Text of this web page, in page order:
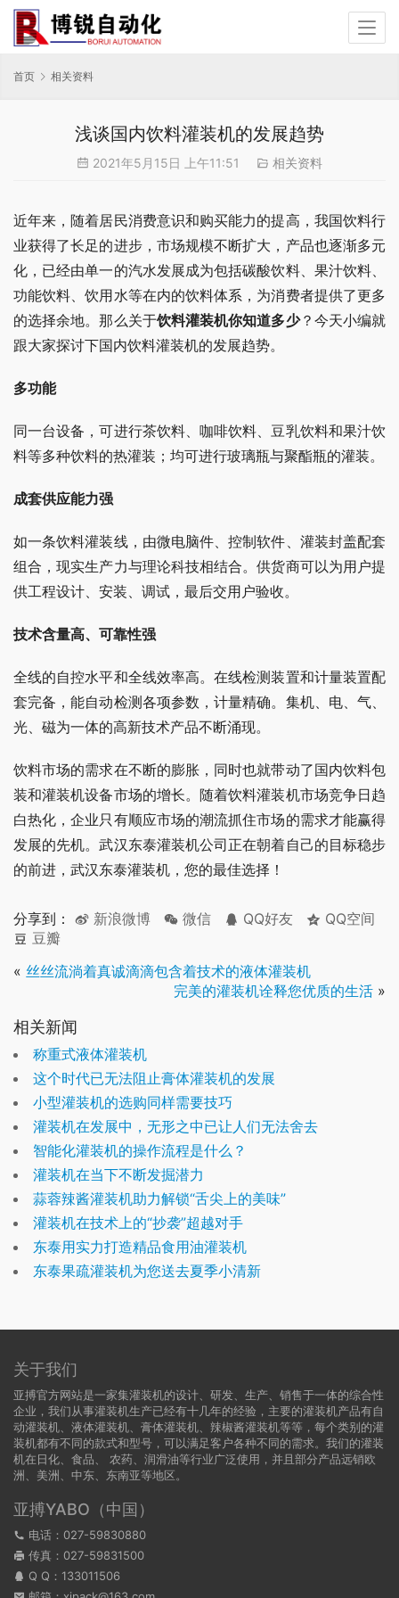
首页 相关资料
浅谈国内饮料灌装机的发展趋势
2021年5月15日 上午11:51 相关资料
近年来，随着居民消费意识和购买能力的提高，我国饮料行
业获得了长足的进步，市场规模不断扩大，产品也逐渐多元
化，已经由单一的汽水发展成为包括碳酸饮料、果汁饮料、
功能饮料、饮用水等在内的饮料体系，为消费者提供了更多
的选择余地。那么关于饮料灌装机你知道多少？今天小编就
跟大家探讨下国内饮料灌装机的发展趋势。
多功能
同一台设备，可进行茶饮料、咖啡饮料、豆乳饮料和果汁饮
料等多种饮料的热灌装；均可进行玻璃瓶与聚酯瓶的灌装。
成套供应能力强
如一条饮料灌装线，由微电脑件、控制软件、灌装封盖配套
组合，现实生产力与理论科技相结合。供货商可以为用户提
供工程设计、安装、调试，最后交用户验收。
技术含量高、可靠性强
全线的自控水平和全线效率高。在线检测装置和计量装置配
套完备，能自动检测各项参数，计量精确。集机、电、气、
光、磁为一体的高新技术产品不断涌现。
饮料市场的需求在不断的膨胀，同时也就带动了国内饮料包
装和灌装机设备市场的增长。随着饮料灌装机市场竞争日趋
白热化，企业只有顺应市场的潮流抓住市场的需求才能赢得
发展的先机。武汉东泰灌装机公司正在朝着自己的目标稳步
的前进，武汉东泰灌装机，您的最佳选择！
分享到： 新浪微博 微信 QQ好友
QQ空间
豆瓣
« 丝丝流淌着真诚滴滴包含着技术的液体灌装机
完美的灌装机诠释您优质的生活 »
相关新闻
称重式液体灌装机
这个时代已无法阻止膏体灌装机的发展
小型灌装机的选购同样需要技巧
灌装机在发展中，无形之中已让人们无法舍去
智能化灌装机的操作流程是什么？
灌装机在当下不断发掘潜力
蒜蓉辣酱灌装机助力解锁“舌尖上的美味”
灌装机在技术上的“抄袭”超越对手
东泰用实力打造精品食用油灌装机
东泰果疏灌装机为您送去夏季小清新
关于我们
亚搏官方网站是一家集灌装机的设计、研发、生产、销售于一体的综合性
企业，我们从事灌装机生产已经有十几年的经验，主要的灌装机产品有自
动灌装机、液体灌装机、膏体灌装机、辣椒酱灌装机等等，每个类别的灌
装机都有不同的款式和型号，可以满足客户各种不同的需求。我们的灌装
机在日化、食品、 农药、润滑油等行业广泛使用，并且部分产品远销欧
洲、美洲、中东、东南亚等地区。
亚搏YABO（中国）
电话：027-59830880
传真：027-59831500
Q Q： 133011506